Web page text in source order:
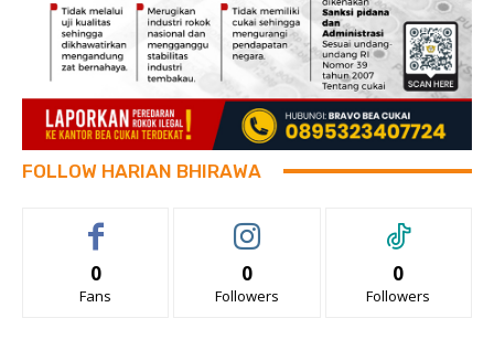
FOLLOW HARIAN BHIRAWA
0
Fans
0
Followers
0
Followers